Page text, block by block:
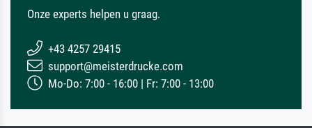
Onze experts helpen u graag.
+43 4257 29415
support@meisterdrucke.com
Mo-Do: 7:00 - 16:00 | Fr: 7:00 - 13:00